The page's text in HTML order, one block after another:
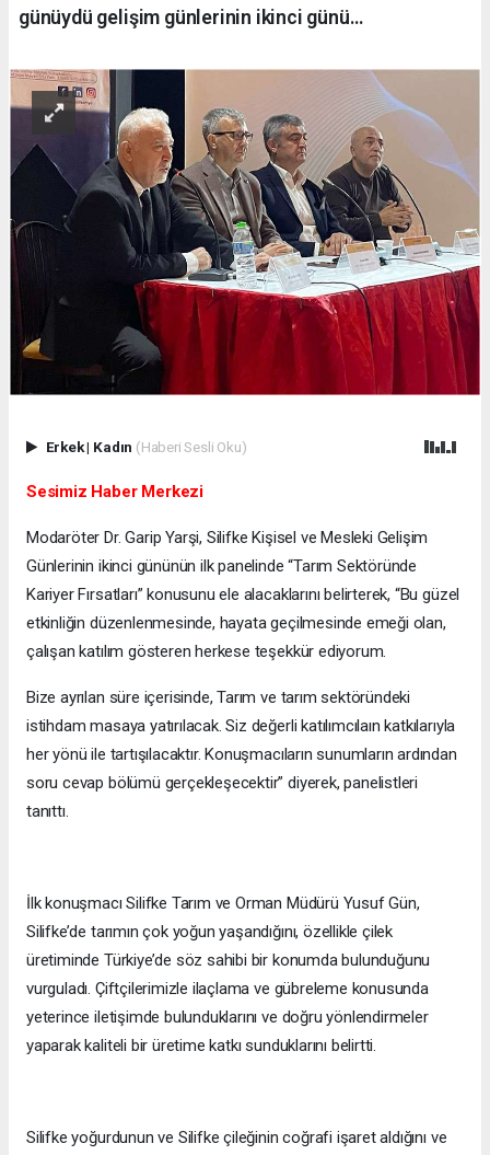
günüydü gelişim günlerinin ikinci günü…
Erkek| Kadın (Haberi Sesli Oku)
Sesimiz Haber Merkezi
Modaröter Dr. Garip Yarşi, Silifke Kişisel ve Mesleki Gelişim
Günlerinin ikinci gününün ilk panelinde “Tarım Sektöründe
Kariyer Fırsatları” konusunu ele alacaklarını belirterek, “Bu güzel
etkinliğin düzenlenmesinde, hayata geçilmesinde emeği olan,
çalışan katılım gösteren herkese teşekkür ediyorum.
Bize ayrılan süre içerisinde, Tarım ve tarım sektöründeki
istihdam masaya yatırılacak. Siz değerli katılımcılaın katkılarıyla
her yönü ile tartışılacaktır. Konuşmacıların sunumların ardından
soru cevap bölümü gerçekleşecektir” diyerek, panelistleri
tanıttı.
İlk konuşmacı Silifke Tarım ve Orman Müdürü Yusuf Gün,
Silifke’de tarımın çok yoğun yaşandığını, özellikle çilek
üretiminde Türkiye’de söz sahibi bir konumda bulunduğunu
vurguladı. Çiftçilerimizle ilaçlama ve gübreleme konusunda
yeterince iletişimde bulunduklarını ve doğru yönlendirmeler
yaparak kaliteli bir üretime katkı sunduklarını belirtti.
Silifke yoğurdunun ve Silifke çileğinin coğrafi işaret aldığını ve